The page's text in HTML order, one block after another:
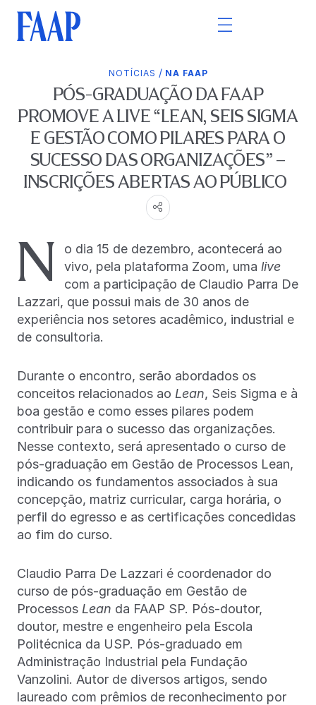
NOTÍCIAS / NA FAAP
PÓS-GRADUAÇÃO DA FAAP
PROMOVE A LIVE “LEAN, SEIS SIGMA
E GESTÃO COMO PILARES PARA O
SUCESSO DAS ORGANIZAÇÕES” –
INSCRIÇÕES ABERTAS AO PÚBLICO
N
o dia 15 de dezembro, acontecerá ao
vivo, pela plataforma Zoom, uma live
com a participação de Claudio Parra De
Lazzari, que possui mais de 30 anos de
experiência nos setores acadêmico, industrial e
de consultoria.
Durante o encontro, serão abordados os
conceitos relacionados ao Lean, Seis Sigma e à
boa gestão e como esses pilares podem
contribuir para o sucesso das organizações.
Nesse contexto, será apresentado o curso de
pós-graduação em Gestão de Processos Lean,
indicando os fundamentos associados à sua
concepção, matriz curricular, carga horária, o
perfil do egresso e as certificações concedidas
ao fim do curso.
Claudio Parra De Lazzari é coordenador do
curso de pós-graduação em Gestão de
Processos Lean da FAAP SP. Pós-doutor,
doutor, mestre e engenheiro pela Escola
Politécnica da USP. Pós-graduado em
Administração Industrial pela Fundação
Vanzolini. Autor de diversos artigos, sendo
laureado com prêmios de reconhecimento por